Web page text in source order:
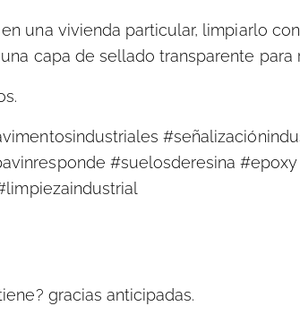
una vivienda particular, limpiarlo
capa de sellado transparente para
#suelosderesina
gracias anticipadas.